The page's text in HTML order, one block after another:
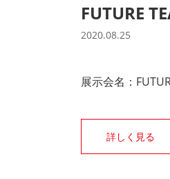
FUTURE
2020.08.25
展示会名：
詳しく見る